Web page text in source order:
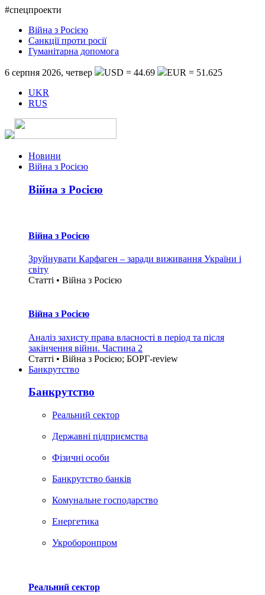
#спецпроекти
Війна з Росією
Санкції проти росії
Гуманітарна допомога
6 серпня 2026, четвер USD = 44.69
EUR = 51.625
UKR
RUS
Новини
Війна з Росією
Війна з Росією
Війна з Росією
Зруйнувати Карфаген – заради виживання України і
світу
Статті • Війна з Росією
Війна з Росією
Аналіз захисту права власності в період та після
закінчення війни. Частина 2
Статті • Війна з Росією; БОРГ-review
Банкрутство
Банкрутство
Реальний сектор
Державні підприємства
Фізичні особи
Банкрутство банків
Комунальне господарство
Енергетика
Укроборонпром
Реальний сектор